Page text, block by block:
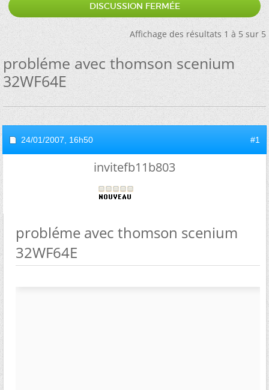
DISCUSSION FERMÉE
Affichage des résultats 1 à 5 sur 5
probléme avec thomson scenium
32WF64E
24/01/2007, 16h50 #1
invitefb11b803
probléme avec thomson scenium
32WF64E